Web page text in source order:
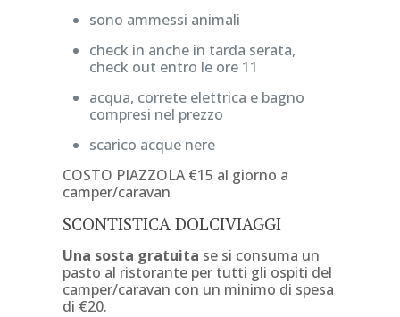
sono ammessi animali
check in anche in tarda serata,
check out entro le ore 11
acqua, correte elettrica e bagno
compresi nel prezzo
scarico acque nere
COSTO PIAZZOLA €15 al giorno a
camper/caravan
SCONTISTICA DOLCIVIAGGI
Una sosta gratuita se si consuma un
pasto al ristorante per tutti gli ospiti del
camper/caravan con un minimo di spesa
di €20.